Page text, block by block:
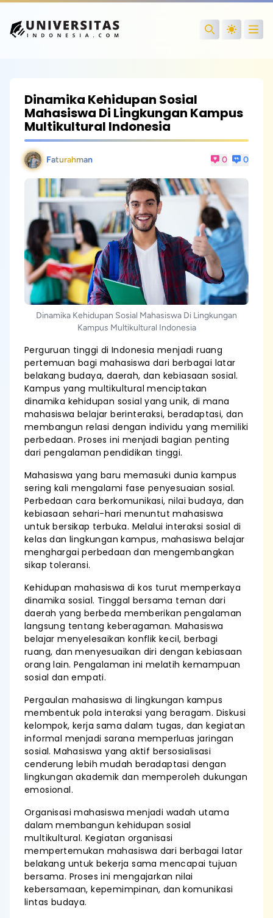
Search
Dinamika Kehidupan Sosial
Mahasiswa Di Lingkungan Kampus
Multikultural Indonesia
Faturahman 0 0
Dinamika Kehidupan Sosial Mahasiswa Di Lingkungan
Kampus Multikultural Indonesia
Perguruan tinggi di Indonesia menjadi ruang
pertemuan bagi mahasiswa dari berbagai latar
belakang budaya, daerah, dan kebiasaan sosial.
Kampus yang multikultural menciptakan
dinamika kehidupan sosial yang unik, di mana
mahasiswa belajar berinteraksi, beradaptasi, dan
membangun relasi dengan individu yang memiliki
perbedaan. Proses ini menjadi bagian penting
dari pengalaman pendidikan tinggi.
Mahasiswa yang baru memasuki dunia kampus
sering kali mengalami fase penyesuaian sosial.
Perbedaan cara berkomunikasi, nilai budaya, dan
kebiasaan sehari-hari menuntut mahasiswa
untuk bersikap terbuka. Melalui interaksi sosial di
kelas dan lingkungan kampus, mahasiswa belajar
menghargai perbedaan dan mengembangkan
sikap toleransi.
Kehidupan mahasiswa di kos turut memperkaya
dinamika sosial. Tinggal bersama teman dari
daerah yang berbeda memberikan pengalaman
langsung tentang keberagaman. Mahasiswa
belajar menyelesaikan konflik kecil, berbagi
ruang, dan menyesuaikan diri dengan kebiasaan
orang lain. Pengalaman ini melatih kemampuan
sosial dan empati.
Pergaulan mahasiswa di lingkungan kampus
membentuk pola interaksi yang beragam. Diskusi
kelompok, kerja sama dalam tugas, dan kegiatan
informal menjadi sarana memperluas jaringan
sosial. Mahasiswa yang aktif bersosialisasi
cenderung lebih mudah beradaptasi dengan
lingkungan akademik dan memperoleh dukungan
emosional.
Organisasi mahasiswa menjadi wadah utama
dalam membangun kehidupan sosial
multikultural. Kegiatan organisasi
mempertemukan mahasiswa dari berbagai latar
belakang untuk bekerja sama mencapai tujuan
bersama. Proses ini mengajarkan nilai
kebersamaan, kepemimpinan, dan komunikasi
lintas budaya.